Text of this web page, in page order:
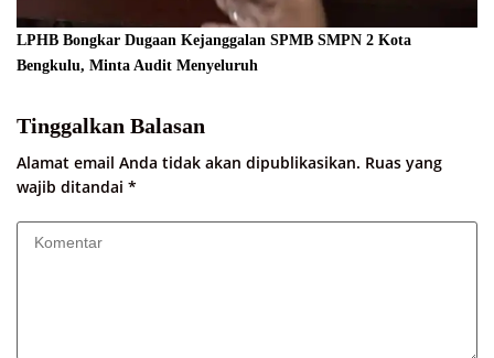
LPHB Bongkar Dugaan Kejanggalan SPMB SMPN 2 Kota
Bengkulu, Minta Audit Menyeluruh
Tinggalkan Balasan
Alamat email Anda tidak akan dipublikasikan. Ruas yang
wajib ditandai *